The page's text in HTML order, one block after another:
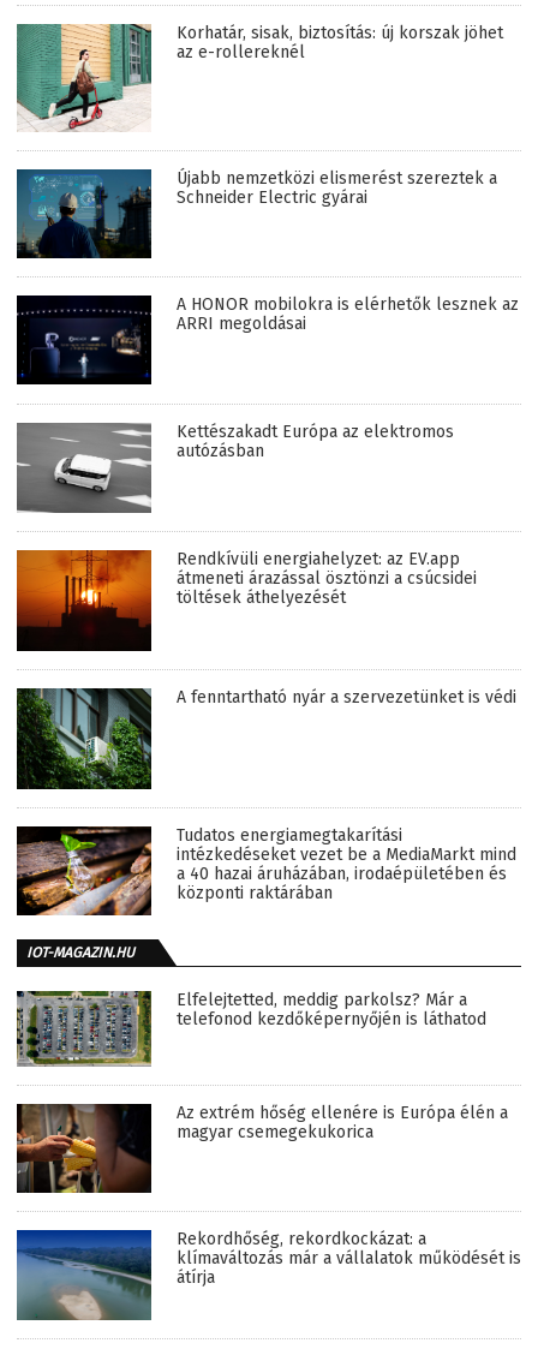
Korhatár, sisak, biztosítás: új korszak jöhet
az e-rollereknél
Újabb nemzetközi elismerést szereztek a
Schneider Electric gyárai
A HONOR mobilokra is elérhetők lesznek az
ARRI megoldásai
Kettészakadt Európa az elektromos
autózásban
Rendkívüli energiahelyzet: az EV.app
átmeneti árazással ösztönzi a csúcsidei
töltések áthelyezését
A fenntartható nyár a szervezetünket is védi
Tudatos energiamegtakarítási
intézkedéseket vezet be a MediaMarkt mind
a 40 hazai áruházában, irodaépületében és
központi raktárában
IOT-MAGAZIN.HU
Elfelejtetted, meddig parkolsz? Már a
telefonod kezdőképernyőjén is láthatod
Az extrém hőség ellenére is Európa élén a
magyar csemegekukorica
Rekordhőség, rekordkockázat: a
klímaváltozás már a vállalatok működését is
átírja